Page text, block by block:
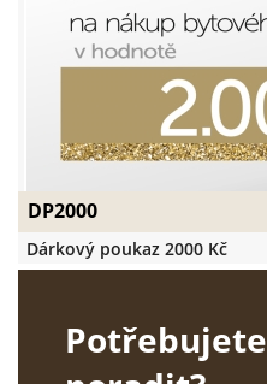
DP2000
Dárkový poukaz 2000 Kč
Potřebujete